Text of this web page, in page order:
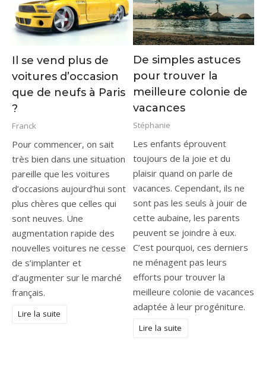
Il se vend plus de
voitures d’occasion
que de neufs à Paris
?
Franck
Pour commencer, on sait
très bien dans une situation
pareille que les voitures
d’occasions aujourd’hui sont
plus chères que celles qui
sont neuves. Une
augmentation rapide des
nouvelles voitures ne cesse
de s’implanter et
d’augmenter sur le marché
français.
Lire la suite
De simples astuces
pour trouver la
meilleure colonie de
vacances
Stéphanie
Les enfants éprouvent
toujours de la joie et du
plaisir quand on parle de
vacances. Cependant, ils ne
sont pas les seuls à jouir de
cette aubaine, les parents
peuvent se joindre à eux.
C’est pourquoi, ces derniers
ne ménagent pas leurs
efforts pour trouver la
meilleure colonie de vacances
adaptée à leur progéniture.
Lire la suite